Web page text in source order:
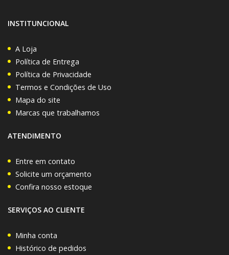
INSTITUNCIONAL
A Loja
Política de Entrega
Política de Privacidade
Termos e Condições de Uso
Mapa do site
Marcas que trabalhamos
ATENDIMENTO
Entre em contato
Solicite um orçamento
Confira nosso estoque
SERVIÇOS AO CLIENTE
Minha conta
Histórico de pedidos